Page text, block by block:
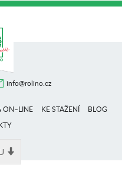
info@rolino.cz
ON–LINE KE STAŽENÍ
BLOG